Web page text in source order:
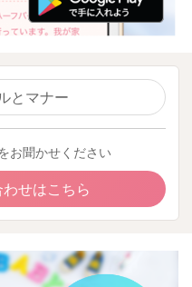
とマナー
お聞かせください
せはこちら